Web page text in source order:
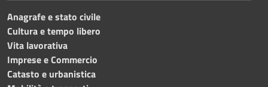
Anagrafe e stato civile
Cultura e tempo libero
Vita lavorativa
Imprese e Commercio
Catasto e urbanistica